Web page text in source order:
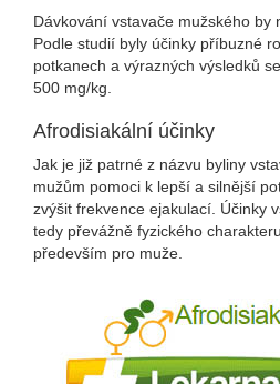
Dávkování vstavače mužského by
Podle studií byly účinky příbuzné
potkanech a výrazných výsledků
500 mg/kg.
Afrodisiakální účinky
Jak je již patrné z názvu byliny
mužům pomoci k lepší a silnější
zvýšit frekvence ejakulací. Účinky
tedy převážně fyzického
především pro muže.